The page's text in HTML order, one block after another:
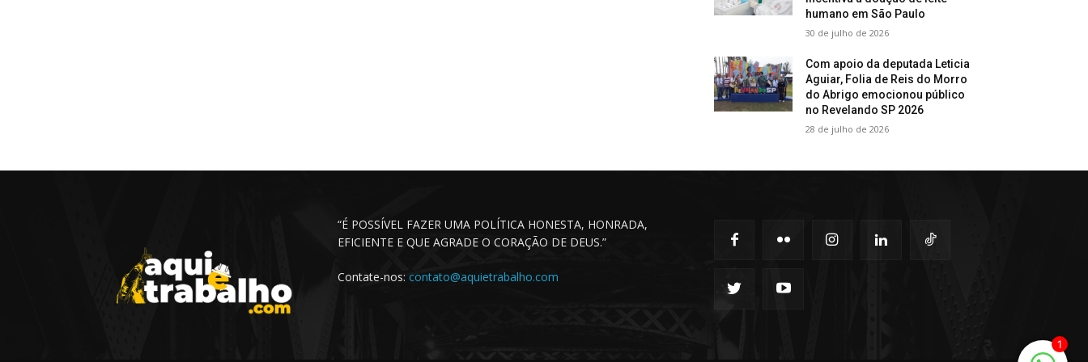
humano em São Paulo
30 de julho de 2026
Com apoio da deputada Leticia
Aguiar, Folia de Reis do Morro
do Abrigo emocionou público
no Revelando SP 2026
28 de julho de 2026
“É POSSÍVEL FAZER UMA POLÍTICA HONESTA, HONRADA,
EFICIENTE E QUE AGRADE O CORAÇÃO DE DEUS.”
Contate-nos: contato@aquietrabalho.com
1